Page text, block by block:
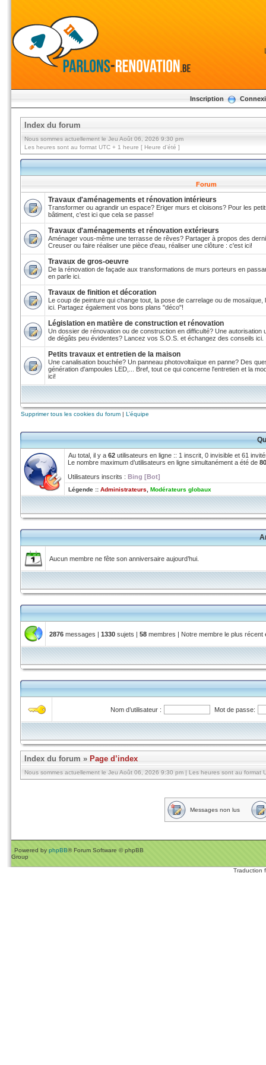
Inscription
Index du forum
Nous sommes actuellement le Jeu Août 06, 2026 9:30 pm
Les heures sont au format UTC + 1 heure [ Heure d’été ]
Forum
Travaux d'aménagements et rénovation intérieurs
Transformer ou agrandir un espace? Eriger murs et cloisons? Pour les
bâtiment, c'est ici que cela se passe!
Travaux d'aménagements et rénovation extérieurs
Aménager vous-même une terrasse de rêves? Partager à propos des
Creuser ou faire réaliser une pièce d'eau, réaliser une clôture : c'est ici!
Travaux de gros-oeuvre
De la rénovation de façade aux transformations de murs porteurs en
en parle ici.
Travaux de finition et décoration
Le coup de peinture qui change tout, la pose de carrelage ou de
ici. Partagez également vos bons plans "déco"!
Législation en matière de construction et rénovation
Un dossier de rénovation ou de construction en difficulté? Une autorisation
de dégâts peu évidentes? Lancez vos S.O.S. et échangez des conseils ici.
Petits travaux et entretien de la maison
Une canalisation bouchée? Un panneau photovoltaïque en panne? Des
génération d'ampoules LED,... Bref, tout ce qui concerne l'entretien et la
ici!
Supprimer tous les cookies du forum | L’équipe
Au total, il y a 62 utilisateurs en ligne :: 1 inscrit, 0 invisible et 61
Le nombre maximum d’utilisateurs en ligne simultanément a été de
Utilisateurs inscrits : Bing [Bot]
Légende :: Administrateurs Modérateurs globaux
Aucun membre ne fête son anniversaire aujourd’hui.
2876 messages | 1330 sujets | 58 membres | Notre membre le plus récent
Nom d’utilisateur : Mot de passe:
Index du forum » Page d’index
Nous sommes actuellement le Jeu Août 06, 2026 9:30 pm | Les heures sont au format
Messages non lus
Powered by phpBB® Forum Software © phpBB
Group
Traduction